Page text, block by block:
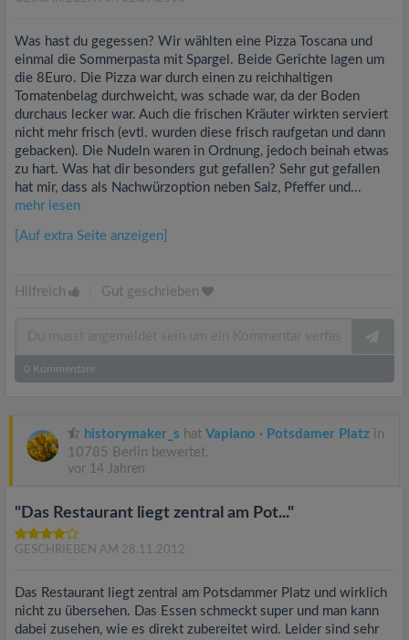
Was hast du gegessen? Wir wählten eine Pizza Toscana und
einmal die Sommerpasta mit Spargel. Beide Gerichte lagen um
die 8Euro. Die Pizza war durch einen zu reichhaltigen
Tomatenbelag durchweicht, was schade war, da der Boden
durchaus lecker war. Auch die frischen Kräuter wirkten serviert
nicht mehr frisch (evtl. wurden diese frisch raufgetan und dann
gebacken). Die Nudeln waren in Ordnung, jedoch beinah etwas
zu hart. Was hat dir besonders gut gefallen? Sehr gut gefallen
hat mir, dass als Nachwürzoption neben Salz, Pfeffer und...
mehr lesen
[Auf extra Seite anzeigen]
Hilfreich Gut geschrieben
0 Kommentare
historymaker_s hat Vapiano · Potsdamer Platz in
10785 Berlin bewertet.
vor 14 Jahren
"Das Restaurant liegt zentral am Pot..."
GESCHRIEBEN AM 28.11.2012
Das Restaurant liegt zentral am Potsdammer Platz und wirklich
nicht zu übersehen. Das Essen schmeckt super und man kann
dabei zusehen, wie es direkt zubereitet wird. Leider sind sehr